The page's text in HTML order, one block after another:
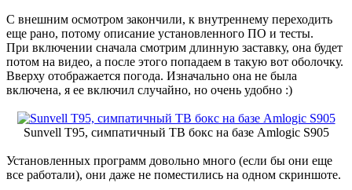
С внешним осмотром закончили, к внутреннему переходить
еще рано, потому описание установленного ПО и тесты.
При включении сначала смотрим длинную заставку, она будет
потом на видео, а после этого попадаем в такую вот оболочку.
Вверху отображается погода. Изначально она не была
включена, я ее включил случайно, но очень удобно :)
Sunvell T95, симпатичный ТВ бокс на базе Amlogic S905
Установленных программ довольно много (если бы они еще
все работали), они даже не поместились на одном скриншоте.